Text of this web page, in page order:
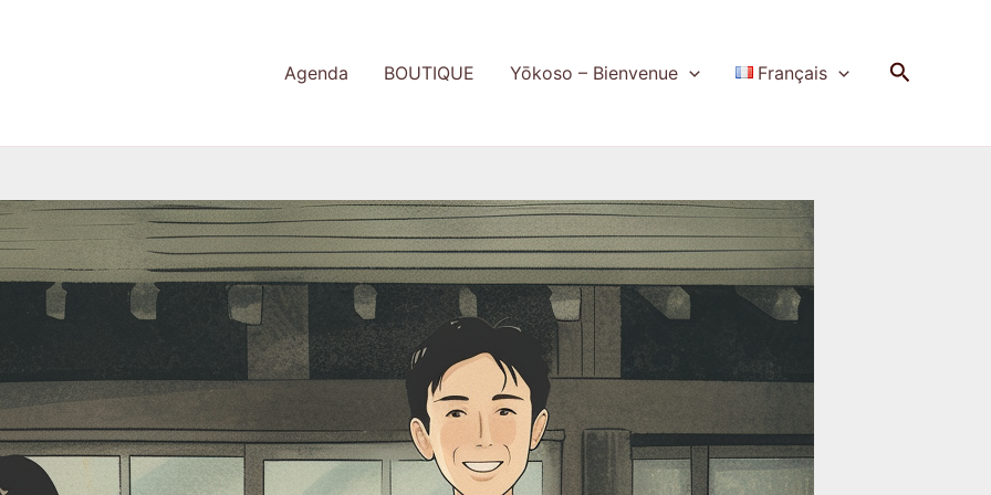
Agenda BOUTIQUE Yōkoso – Bienvenue Français